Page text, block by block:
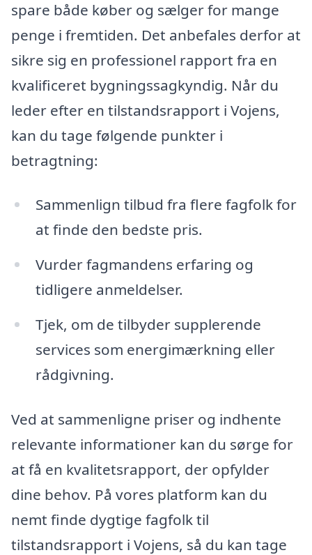
spare både køber og sælger for mange
penge i fremtiden. Det anbefales derfor at
sikre sig en professionel rapport fra en
kvalificeret bygningssagkyndig. Når du
leder efter en tilstandsrapport i Vojens,
kan du tage følgende punkter i
betragtning:
Sammenlign tilbud fra flere fagfolk for
at finde den bedste pris.
Vurder fagmandens erfaring og
tidligere anmeldelser.
Tjek, om de tilbyder supplerende
services som energimærkning eller
rådgivning.
Ved at sammenligne priser og indhente
relevante informationer kan du sørge for
at få en kvalitetsrapport, der opfylder
dine behov. På vores platform kan du
nemt finde dygtige fagfolk til
tilstandsrapport i Vojens, så du kan tage